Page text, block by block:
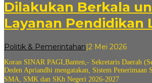
Dilakukan Berkala
Layanan Pendidikan
Politik & Pemerintahan|2 Mei 2026oleh
sovian
Koran SINAR PAGI,Banten,- Sekretaris Daerah
Deden Apriandhi mengatakan, Sistem Penerimaan
SMA, SMK dan SKh Negeri 2026-2027